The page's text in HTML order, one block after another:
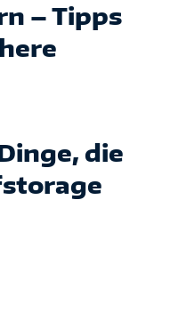
– Tipps
die